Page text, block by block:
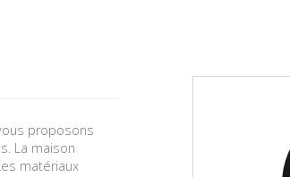
proposons
La maison
matériaux